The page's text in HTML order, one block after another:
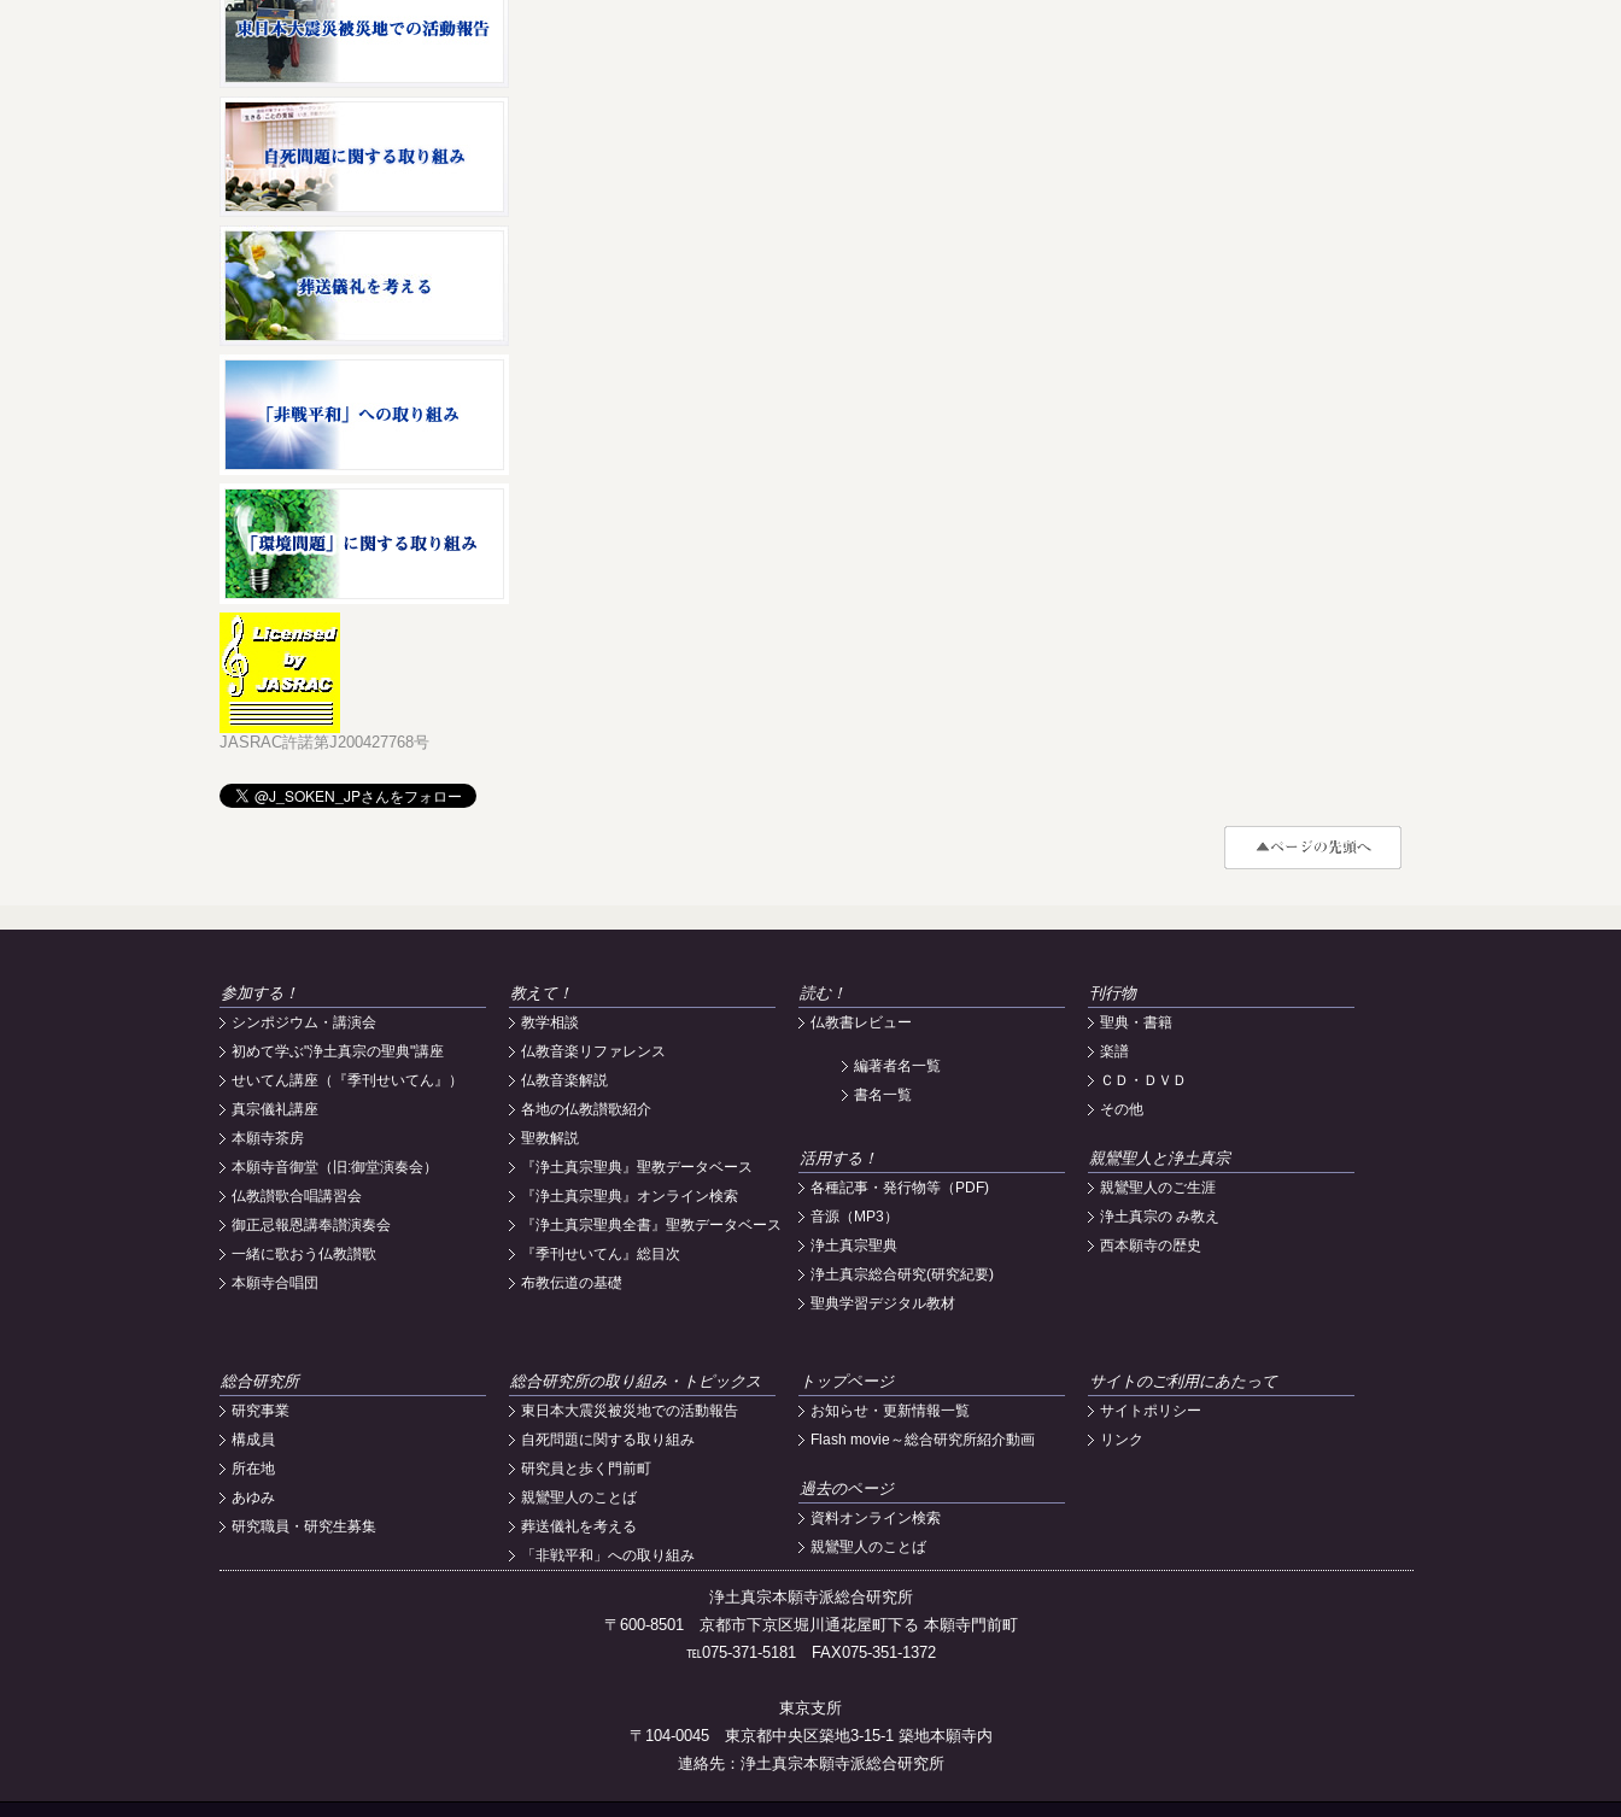
JASRAC許諾第J200427768号
参加する！
シンポジウム・講演会
初めて学ぶ"浄土真宗の聖典"講座
せいてん講座（『季刊せいてん』）
真宗儀礼講座
本願寺茶房
本願寺音御堂（旧:御堂演奏会）
仏教讃歌合唱講習会
御正忌報恩講奉讃演奏会
一緒に歌おう仏教讃歌
本願寺合唱団
教えて！
教学相談
仏教音楽リファレンス
仏教音楽解説
各地の仏教讃歌紹介
聖教解説
『浄土真宗聖典』聖教データベース
『浄土真宗聖典』オンライン検索
『浄土真宗聖典全書』聖教データベース
『季刊せいてん』総目次
布教伝道の基礎
読む！
仏教書レビュー
編著者名一覧
書名一覧
活用する！
各種記事・発行物等（PDF)
音源（MP3）
浄土真宗聖典
浄土真宗総合研究(研究紀要)
聖典学習デジタル教材
刊行物
聖典・書籍
楽譜
ＣＤ・ＤＶＤ
その他
親鸞聖人と浄土真宗
親鸞聖人のご生涯
浄土真宗の み教え
西本願寺の歴史
総合研究所
研究事業
構成員
所在地
あゆみ
研究職員・研究生募集
総合研究所の取り組み・トピックス
東日本大震災被災地での活動報告
自死問題に関する取り組み
研究員と歩く門前町
親鸞聖人のことば
葬送儀礼を考える
「非戦平和」への取り組み
トップページ
お知らせ・更新情報一覧
Flash movie～総合研究所紹介動画
過去のページ
資料オンライン検索
親鸞聖人のことば
サイトのご利用にあたって
サイトポリシー
リンク
浄土真宗本願寺派総合研究所
〒600-8501 京都市下京区堀川通花屋町下る 本願寺門前町
℡075-371-5181 FAX075-351-1372
東京支所
〒104-0045 東京都中央区築地3-15-1 築地本願寺内
連絡先：浄土真宗本願寺派総合研究所